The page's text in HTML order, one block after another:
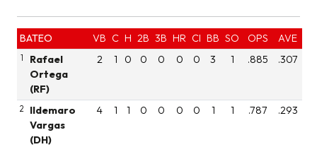
BATEO VB C H 2B 3B HR CI BB SO OPS AVE
1
Rafael
Ortega
(RF)
2 1 0 0 0 0 0 3 1 .885 .307
2
Ildemaro
Vargas
(DH)
4 1 1 0 0 0 0 1 1 .787 .293